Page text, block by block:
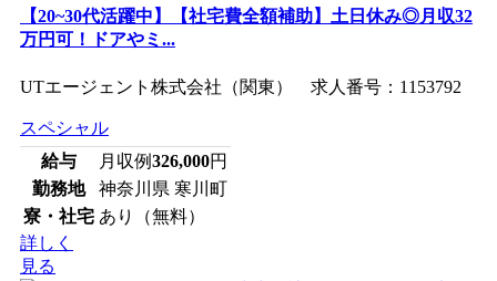
【20~30代活躍中】【社宅費全額補助】土日休み◎月収32
万円可！ドアやミ...
UTエージェント株式会社（関東） 求人番号：1153792
スペシャル
給与
月収例326,000円
勤務地
神奈川県 寒川町
寮・社宅 あり（無料）
詳しく
見る